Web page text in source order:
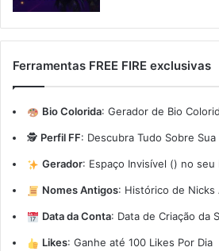
Ferramentas FREE FIRE exclusivas
Bio Colorida: Gerador de Bio
🕵️ Perfil FF: Descubra Tudo Sobre Sua
Gerador: Espaço Invisível (ㅤ) no
Nomes Antigos: Histórico de Nicks
Data da Conta: Data de Criação da
Likes: Ganhe até 100 Likes Por Dia